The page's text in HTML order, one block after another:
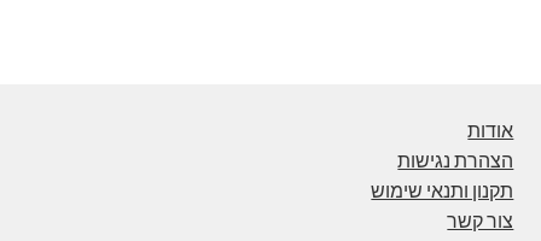
אודות
הצהרת נגישות
תקנון ותנאי שימוש
צור קשר